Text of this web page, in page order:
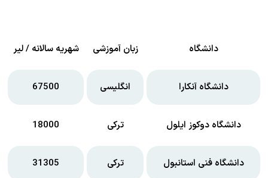
دانشگاه زبان آموزشی شهریه سالانه / لیر
دانشگاه آنکارا انگلیسی 67500
دانشگاه دوکوز ایلول ترکی 18000
دانشگاه فنی استانبول ترکی 31305